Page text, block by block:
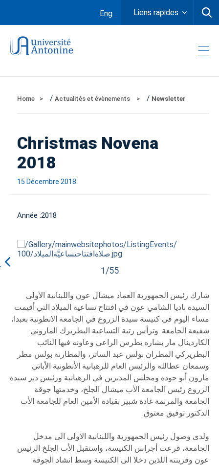
Eng Liens rapides
Home / Actualités et évènements / Newsletter
Christmas Novena
2018
15 Décembre 2018
Année :2018
1/55
شارك رئيس الجمهورية العماد ميشال عون واللبنانية الأولى
السيدة ناديا الشامي عون في افتتاح تساعية الميلاد التي أقيمت
مساء اليوم في كنيسة سيدة الزروع في الجامعة الانطونية بعبدا،
شفيعة الجامعة. وترأس رتبة التساعية البطريرك الماروني
الكاردينال مار بشاره بطرس الراعي وعاونه فيها النائب
البطريركي المطران بولس عبد الساتر، والمطارنة بولس مطر
وسمعان عطالله والرئيس العام للرهبانية الأنطونية الأباتي
مارون أبو جوده ومجلس المدبرين في الرهبانية ورئيس دير سيدة
الزروع رئيس الجامعة الأب ميشال الجلخ، وخدمتها جوقة
الجامعة والمرنمة غادة شبير بقيادة الأمين العام للجامعة الأب
الدكتور توفيق معتوق.
ولدى وصول رئيس الجمهورية واللبنانية الاولى الى مدخل
الجامعة، قرعت أجراس الكنيسة، واستقبل الأب الجلخ الرئيس
عون وقرينته اللذين دخلا الى الكنيسة وسط انشاد الجوقة